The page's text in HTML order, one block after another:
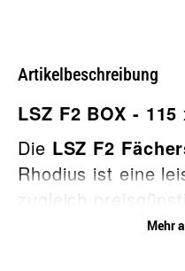
Artikelbeschreibung
LSZ F2 BOX -
Die LSZ F2
Rhodius ist eine
zugleich
Mehr